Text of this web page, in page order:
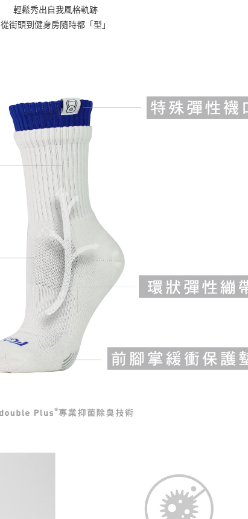
輕鬆秀出自我風格軌跡
從街頭到健身房隨時都「型」